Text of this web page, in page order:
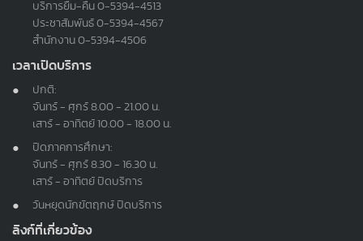
บริการยืม-คืน 0-5394-4513
ประชาสัมพันธ์ 0-5394-4567
สำนักงาน 0-5394-4506
เวลาเปิดบริการ
ปกติ:
จันทร์ - ศุกร์ 8.00 - 21.00 น.
เสาร์ - อาทิตย์ 10.00 - 18.00 น.
ปิดภาคการศึกษา:
จันทร์ - ศุกร์ 8.30 - 16.30 น.
เสาร์ - อาทิตย์ ปิดบริการ
วันหยุดนักขัตฤกษ์ ปิดบริการ
ลิงก์ที่เกี่ยวข้อง